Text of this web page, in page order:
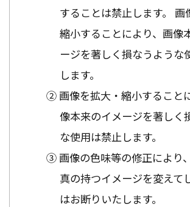
することは禁止します。 画
縮小することにより、画像
ージを著しく損なうような
します。
② 画像を拡大・縮小すること
像本来のイメージを著しく
な使用は禁止します。
③ 画像の色味等の修正により
真の持つイメージを変えて
はお断りいたします。